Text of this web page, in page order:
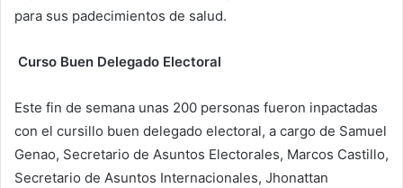
para sus padecimientos de salud.
Curso Buen Delegado Electoral
Este fin de semana unas 200 personas fueron inpactadas
con el cursillo buen delegado electoral, a cargo de Samuel
Genao, Secretario de Asuntos Electorales, Marcos Castillo,
Secretario de Asuntos Internacionales, Jhonattan